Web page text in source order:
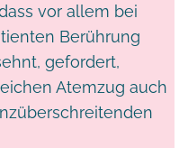
vor allem bei
Berührung
gefordert,
Atemzug auch